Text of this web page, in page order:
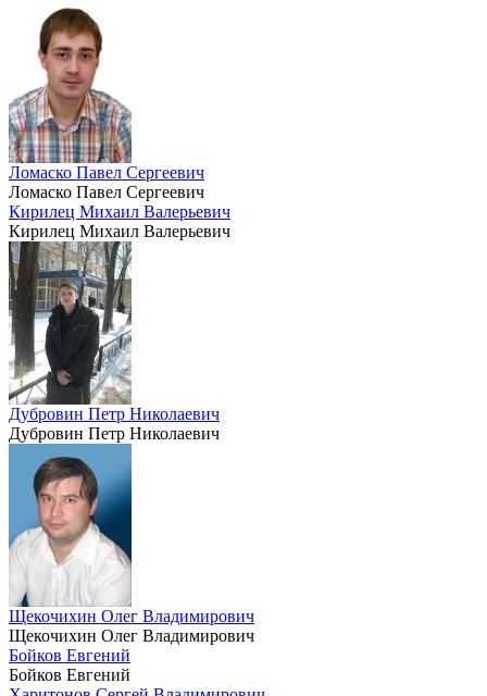
Ломаско Павел Сергеевич
Ломаско Павел Сергеевич
Кирилец Михаил Валерьевич
Кирилец Михаил Валерьевич
Дубровин Петр Николаевич
Дубровин Петр Николаевич
Щекочихин Олег Владимирович
Щекочихин Олег Владимирович
Бойков Евгений
Бойков Евгений